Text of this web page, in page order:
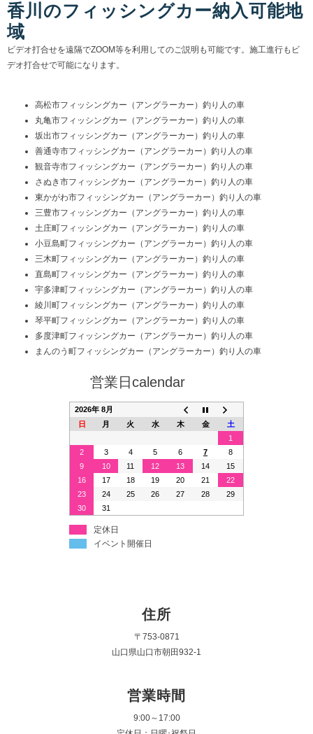
香川のフィッシングカー納入可能地
域
ビデオ打合せを遠隔でZOOM等を利用してのご説明も可能です。施工進行もビ
デオ打合せで可能になります。
高松市フィッシングカー（アングラーカー）釣り人の車
丸亀市フィッシングカー（アングラーカー）釣り人の車
坂出市フィッシングカー（アングラーカー）釣り人の車
善通寺市フィッシングカー（アングラーカー）釣り人の車
観音寺市フィッシングカー（アングラーカー）釣り人の車
さぬき市フィッシングカー（アングラーカー）釣り人の車
東かがわ市フィッシングカー（アングラーカー）釣り人の車
三豊市フィッシングカー（アングラーカー）釣り人の車
土庄町フィッシングカー（アングラーカー）釣り人の車
小豆島町フィッシングカー（アングラーカー）釣り人の車
三木町フィッシングカー（アングラーカー）釣り人の車
直島町フィッシングカー（アングラーカー）釣り人の車
宇多津町フィッシングカー（アングラーカー）釣り人の車
綾川町フィッシングカー（アングラーカー）釣り人の車
琴平町フィッシングカー（アングラーカー）釣り人の車
多度津町フィッシングカー（アングラーカー）釣り人の車
まんのう町フィッシングカー（アングラーカー）釣り人の車
営業日calendar
2026年 8月
日
月 火 水 木 金
土
1
2
3 4 5 6 7
8
9
10 11 12 13 14
15
16
17 18 19 20 21
22
23
24 25 26 27 28
29
30
31
定休日
イベント開催日
住所
〒753-0871
山口県山口市朝田932-1
営業時間
9:00～17:00